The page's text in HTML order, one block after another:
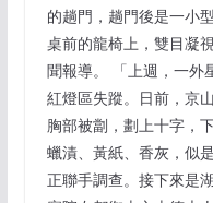
的趟門，趟門後是一小
桌前的龍椅上，雙目凝
聞報導。 「上週，一外
紅燈區失蹤。日前，京
胸部被劏，劃上十字，
蠟漬、黃紙、香灰，似
正聯手調查。接下來是